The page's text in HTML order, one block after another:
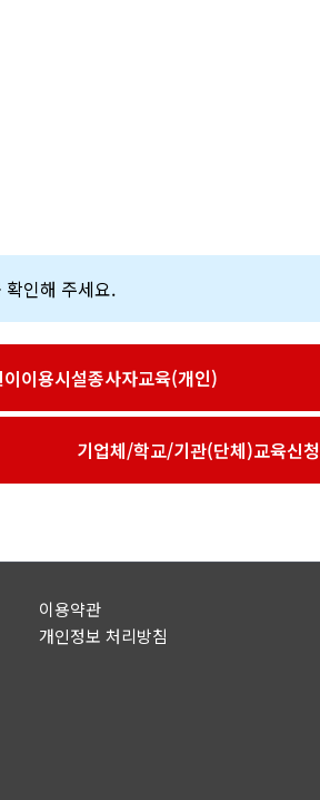
인해 주세요.
이이용시설종사자교육(개인)
기업체/학교/기관(단체)교육신청
이용약관
개인정보 처리방침